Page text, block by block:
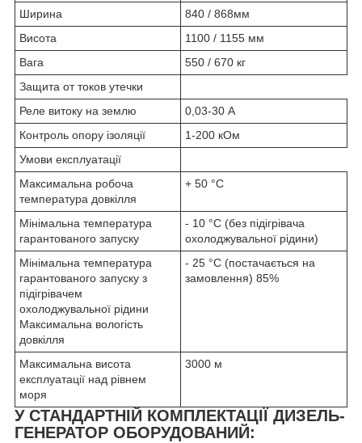
Ширина
840 / 868мм
Висота
1100 / 1155 мм
Вага
550 / 670 кг
Защита от токов утечки
Реле витоку на землю
0,03-30 А
Контроль опору ізоляції
1-200 кОм
Умови експлуатації
Максимальна робоча
температура довкілля
+ 50 °C
Мінімальна температура
гарантованого запуску
- 10 °C (без підігрівача
охолоджувальної рідини)
Мінімальна температура
гарантованого запуску з
підігрівачем
охолоджувальної рідини
Максимальна вологість
довкілля
- 25 °C (постачається на
замовлення) 85%
Максимальна висота
експлуатації над рівнем
моря
3000 м
У СТАНДАРТНІЙ КОМПЛЕКТАЦІЇ ДИЗЕЛЬ-
ГЕНЕРАТОР ОБОРУДОВАНИЙ: